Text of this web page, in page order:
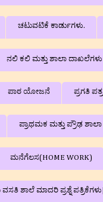
ಚಟುವಟಿಕೆ ಕಾರ್ಡುಗಳು.
ನಲಿ ಕಲಿ ಮತ್ತು ಶಾಲಾ ದಾಖಲೆಗಳು
ಪಾಠ ಯೋಜನೆ ಪ್ರಗತಿ
ಪ್ರಾಥಮಕ ಮತ್ತು ಪ್ರೌಢ ಶಾಲಾ
ಮನೆಗೆಲಸ(HOME WORK)
ಶಾಲೆ ಮಾದರಿ ಪ್ರಶ್ನೆ